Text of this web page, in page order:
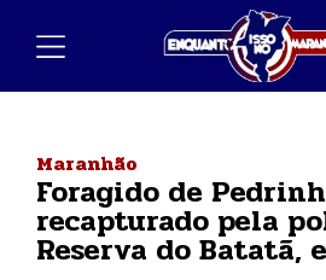
Maranhão
Foragido de
recapturado pela
Reserva do Batatã,